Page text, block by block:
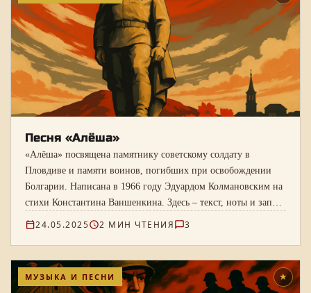
Песня «Алёша»
«Алёша» посвящена памятнику советскому солдату в
Пловдиве и памяти воинов, погибших при освобождении
Болгарии. Написана в 1966 году Эдуардом Колмановским на
стихи Константина Ваншенкина. Здесь – текст, ноты и запись
Дмитрия Гнатюка.
24.05.2025 2 МИН ЧТЕНИЯ 3
МУЗЫКА И ПЕСНИ ★